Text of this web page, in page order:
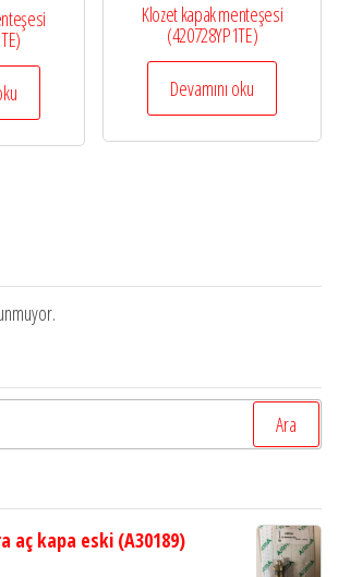
Klozet kapak menteşesi
(420728YP1TE)
Devamını oku
aç kapa eski (A30189)